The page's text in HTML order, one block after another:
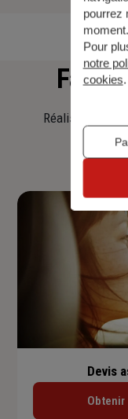
Réalisez une
Devis
pourrez
moment.
Pour
notre
cookies.